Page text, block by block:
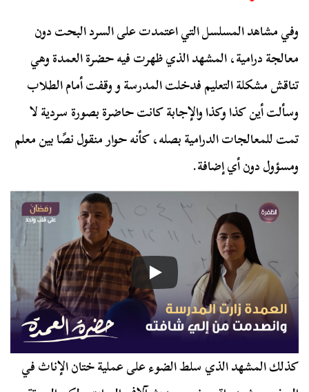
وفي مشاهد المسلسل التي اعتمدت على السرد البحت دون
معالجة درامية، المشهد الذي ظهرت فيه حضرة العمدة وهي
تناقش مشكلة التعليم فدخلت المدرسة و وقفت أمام الطلاب
وسألت أين كذا وكذا والإجابة كانت حاضرة بصورة سردية لا
تمت للمعالجات الدرامية بصله، كأنه حوار منقول نصًا بين معلم
ومسؤول دون أي إضافة.
كذلك المشهد الذي سلط الضوء على عملية ختان الإناث في